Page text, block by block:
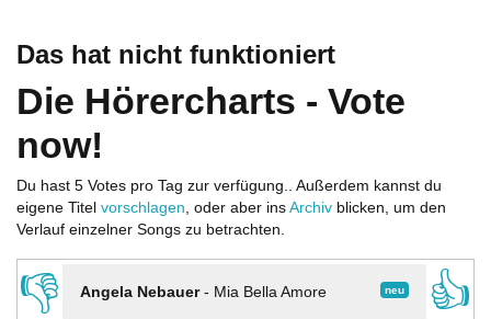
Das hat nicht funktioniert
Die Hörercharts - Vote
now!
Du hast 5 Votes pro Tag zur verfügung.. Außerdem kannst du
eigene Titel vorschlagen, oder aber ins Archiv blicken, um den
Verlauf einzelner Songs zu betrachten.
👎 neu
Angela Nebauer- Mia Bella Amore
👍